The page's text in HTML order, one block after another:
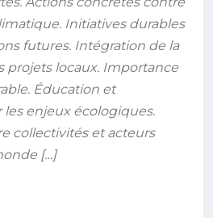
Initiatives durables
futures. Intégration de la
projets locaux. Importance
Éducation et
les enjeux écologiques.
collectivités et acteurs
[…]